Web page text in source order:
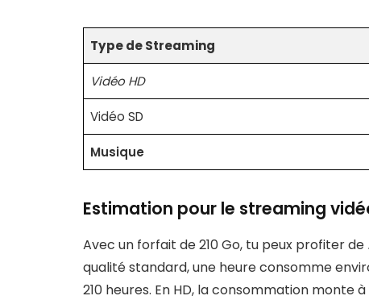
Type de Streaming
Vidéo HD
Vidéo SD
Musique
Estimation pour le streaming
Avec un forfait de 210 Go, tu peux profiter de
qualité standard, une heure consomme
210 heures. En HD, la consommation monte